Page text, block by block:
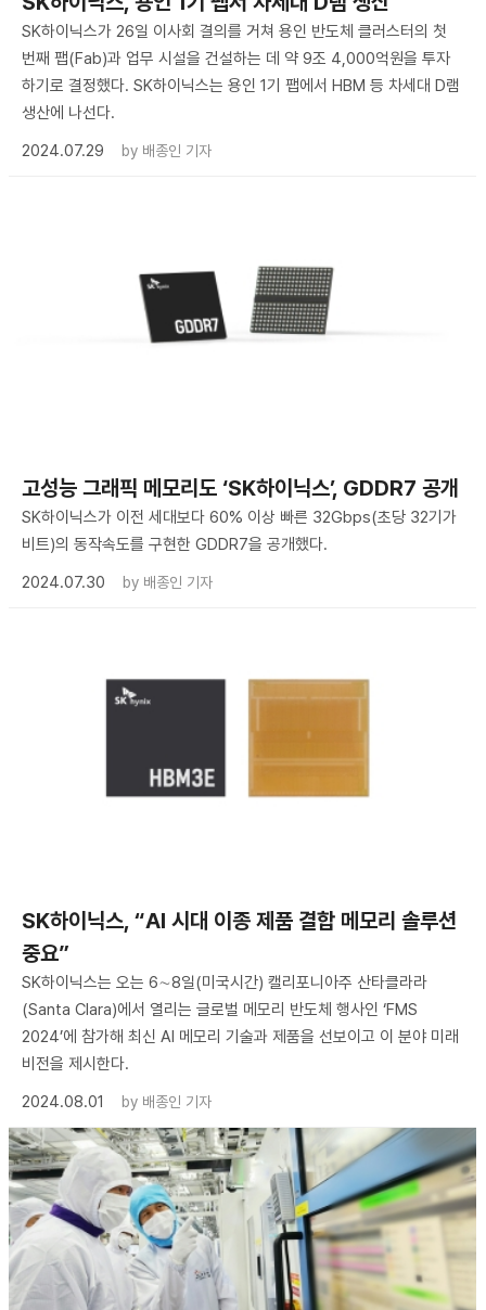
SK하이닉스가 26일 이사회 결의를 거쳐 용인 반도체 클러스터의 첫
번째 팹(Fab)과 업무 시설을 건설하는 데 약 9조 4,000억원을 투자
하기로 결정했다. SK하이닉스는 용인 1기 팹에서 HBM 등 차세대 D램
생산에 나선다.
2024.07.29
by 배종인 기자
고성능 그래픽 메모리도 ‘SK하이닉스’, GDDR7 공개
SK하이닉스가 이전 세대보다 60% 이상 빠른 32Gbps(초당 32기가
비트)의 동작속도를 구현한 GDDR7을 공개했다.
2024.07.30
by 배종인 기자
SK하이닉스, “AI 시대 이종 제품 결합 메모리 솔루션
중요”
SK하이닉스는 오는 6∼8일(미국시간) 캘리포니아주 산타클라라
(Santa Clara)에서 열리는 글로벌 메모리 반도체 행사인 ‘FMS
2024’에 참가해 최신 AI 메모리 기술과 제품을 선보이고 이 분야 미래
비전을 제시한다.
2024.08.01
by 배종인 기자